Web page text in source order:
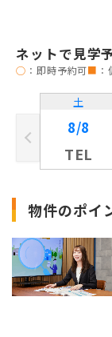
ネットで見学
◯ ：即時予約可■
土
8/8
TEL
物件のポイ